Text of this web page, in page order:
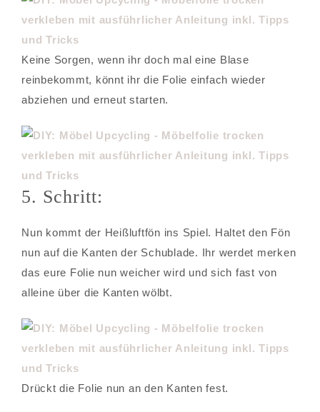
Keine Sorgen, wenn ihr doch mal eine Blase
reinbekommt, könnt ihr die Folie einfach wieder
abziehen und erneut starten.
5. Schritt:
Nun kommt der Heißluftfön ins Spiel. Haltet den Fön
nun auf die Kanten der Schublade. Ihr werdet merken
das eure Folie nun weicher wird und sich fast von
alleine über die Kanten wölbt.
Drückt die Folie nun an den Kanten fest.